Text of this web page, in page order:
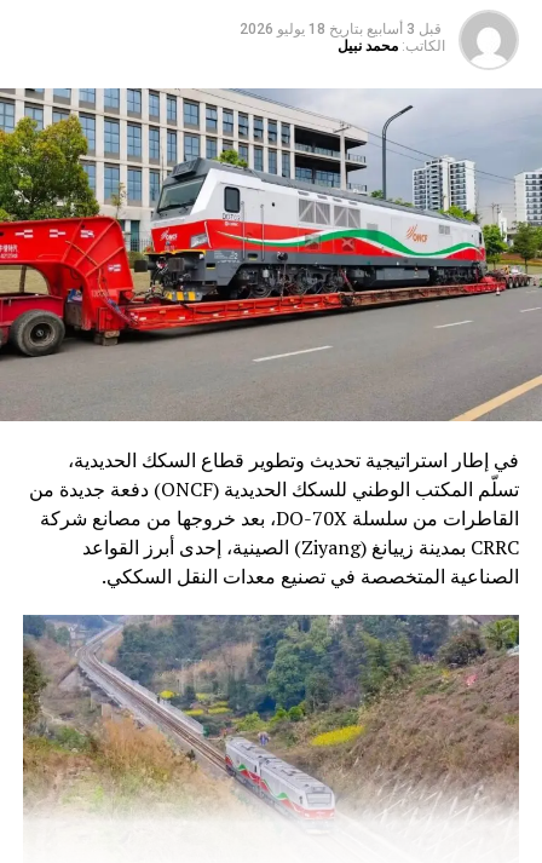
قبل 3 أسابيع بتاريخ 18 يوليو 2026
الكاتب: محمد نبيل
في إطار استراتيجية تحديث وتطوير قطاع السكك الحديدية،
تسلّم المكتب الوطني للسكك الحديدية (ONCF) دفعة جديدة من
القاطرات من سلسلة DO-70X، بعد خروجها من مصانع شركة
CRRC بمدينة زييانغ (Ziyang) الصينية، إحدى أبرز القواعد
الصناعية المتخصصة في تصنيع معدات النقل السككي.